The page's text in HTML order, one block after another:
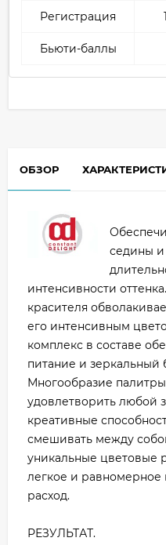
Регистрация
Бьюти-баллы
ОБЗОР
седины и
интенсивности
красителя
его интенсивным
комплекс в составе
питание и зеркальный
Многообразие
удовлетворить любой
креативные
смешивать между
уникальные цветовые
легкое и
расход.
РЕЗУЛЬТАТ.